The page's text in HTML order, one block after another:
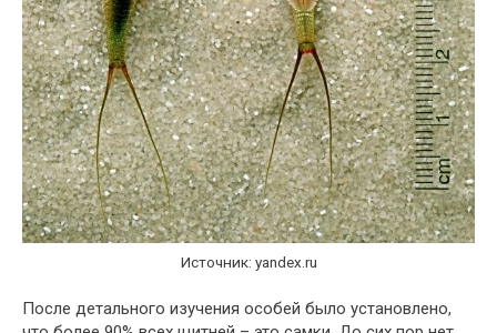
Источник: yandex.ru
После детального изучения особей было установлено,